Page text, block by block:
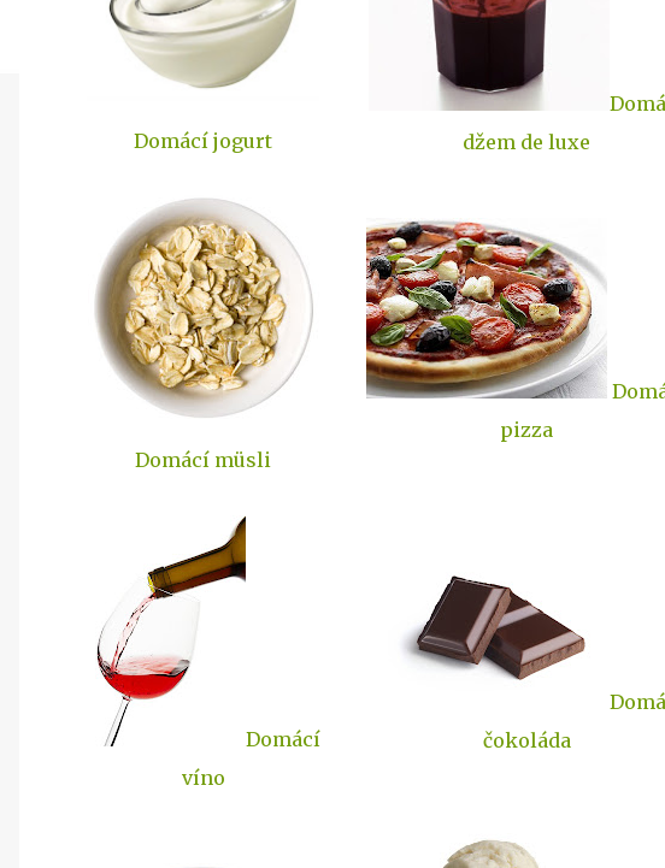
Domácí jogurt
džem de luxe
Domácí müsli
pizza
Domácí
víno
čokoláda